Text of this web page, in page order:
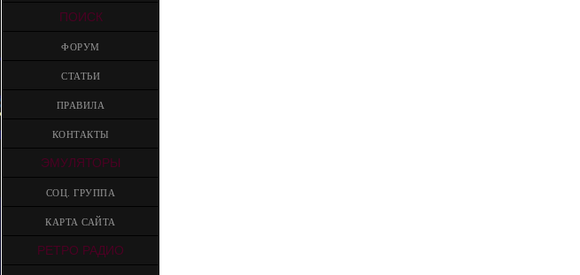
ПОИСК
ФОРУМ
СТАТЬИ
ПРАВИЛА
КОНТАКТЫ
ЭМУЛЯТОРЫ
СОЦ. ГРУППА
КАРТА САЙТА
РЕТРО РАДИО